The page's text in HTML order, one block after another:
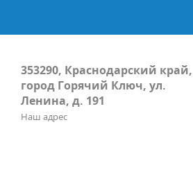
353290, Краснодарский край,
город Горячий Ключ, ул.
Ленина, д. 191
Наш адрес